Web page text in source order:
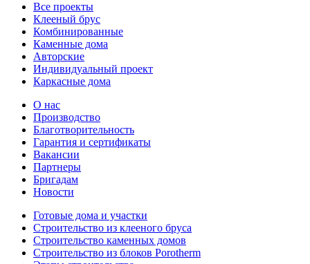
Все проекты
Клееный брус
Комбинированные
Каменные дома
Авторские
Индивидуальный проект
Каркасные дома
О нас
Производство
Благотворительность
Гарантия и сертификаты
Вакансии
Партнеры
Бригадам
Новости
Готовые дома и участки
Строительство из клееного бруса
Строительство каменных домов
Строительство из блоков Porotherm